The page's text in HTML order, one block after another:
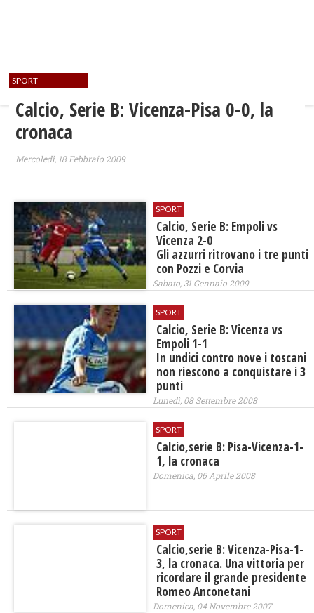
SPORT
Calcio, Serie B: Vicenza-Pisa 0-0, la
cronaca
Mercoledì, 18 Febbraio 2009
SPORT
Calcio, Serie B: Empoli vs
Vicenza 2-0
Gli azzurri ritrovano i tre punti
con Pozzi e Corvia
Sabato, 31 Gennaio 2009
SPORT
Calcio, Serie B: Vicenza vs
Empoli 1-1
In undici contro nove i toscani
non riescono a conquistare i 3
punti
Lunedì, 08 Settembre 2008
SPORT
Calcio,serie B: Pisa-Vicenza-1-
1, la cronaca
Domenica, 06 Aprile 2008
SPORT
Calcio,serie B: Vicenza-Pisa-1-
3, la cronaca. Una vittoria per
ricordare il grande presidente
Romeo Anconetani
Domenica, 04 Novembre 2007